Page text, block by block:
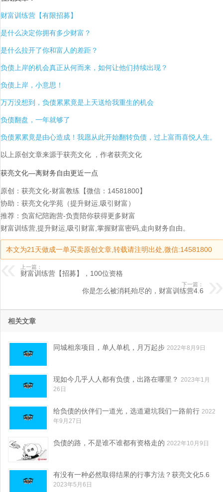
财富训练营【有限招募】
是什么决定你拥有多少财富？
是什么拉开了你和富人的差距？
负债上岸的机会真正从何而来，如何让他们持续出现？
负债上岸，小意思！
万万没想到，负债累累竟是上天送给我重生的机会
负债翻盘，一年就够了
负债累累竟是由心造成！我愿从此开始翻转负债，过上富而喜悦人生。
以上原创文章来源于获亮文化 ，作者获亮文化
获亮文化—离财务自由更近一点
原创：获亮文化-财富教练【微信：14581800】
协助：获亮文化学苑（提升财运,吸引财富）
推荐：负富纪陪跑营-负责陪你获得更多财富
财富训练营,提升财运,吸引财富,掌握财富密码,走向财务自由。
本文为21天做成一单买卖原创文章,转载请注明出处,微信:14581800
上一篇：
财富训练营【招募】，100位资格
下一篇：
你是怎么被消耗殆尽的，财富训练营4.6
相关文章
同城相亲项目，单人单机，月万起步 2022年8月9日
现如今几乎人人都有负债，出路在哪里？ 2023年1月
26日
给负债的伙伴们一道光，选道避坑我们一路前行 2022
年9月27日
负债的路，不是谁不谁都有资格走的 2022年10月9日
有没有一种必然取得结果的行事方法？获亮文化5.6
2023年5月6日